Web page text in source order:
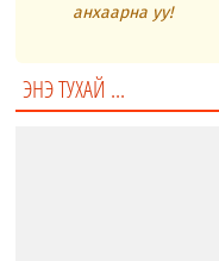
анхаарна уу!
ЭНЭ ТУХАЙ ...